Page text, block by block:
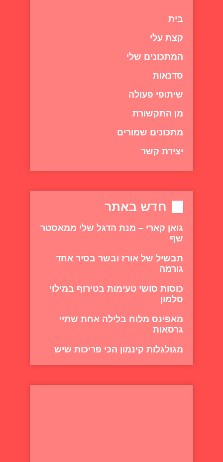
בית
קצת עלי
המתכונים שלי
סדנאות
שיתופי פעולה
מן התקשורת
מתכונים שמורים
יצירת קשר
חדש באתר
גואן קארי – מנת הדגל שלי ממאסטר
שף
תבשיל של אורז ובשר בסיר אחד
גורמה
כוסות סושי טעימות בטירוף במילוי
סלמון
מאפינס מלוח בלילה אחת שתיי
גרסאות
מגולגלות קינמון הכי פריכות שיש